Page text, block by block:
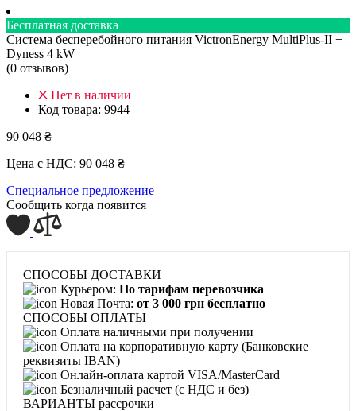
Бесплатная доставка
Система бесперебойного питания VictronEnergy MultiPlus-II +
Dyness 4 kW
(0 отзывов)
Нет в наличии
Код товара: 9944
90 048 ₴
Цена с НДС: 90 048 ₴
Специальное предложение
Сообщить когда появится
СПОСОБЫ ДОСТАВКИ
Курьером: По тарифам перевозчика
Новая Почта: от 3 000 грн бесплатно
СПОСОБЫ ОПЛАТЫ
Оплата наличными при получении
Оплата на корпоративную карту (Банковские
реквизиты IBAN)
Онлайн-оплата картой VISA/MasterCard
Безналичный расчет (с НДС и без)
ВАРИАНТЫ рассрочки